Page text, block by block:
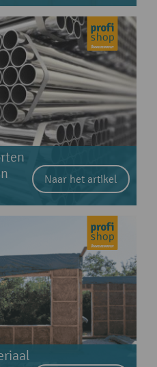
Naar het artikel